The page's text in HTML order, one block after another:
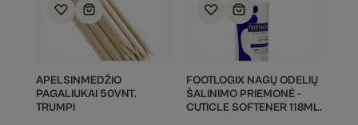
APELSINMEDŽIO
PAGALIUKAI 50VNT.
TRUMPI
FOOTLOGIX NAGŲ ODELIŲ
ŠALINIMO PRIEMONĖ -
CUTICLE SOFTENER 118ML.